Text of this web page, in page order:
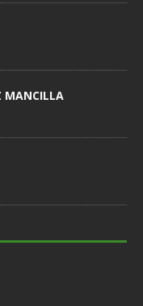
MANCILLA